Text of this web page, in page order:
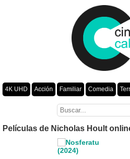
4K UHD Acción Familiar Comedia
Romance Fantasía Drama
Películas de Nicholas Hoult